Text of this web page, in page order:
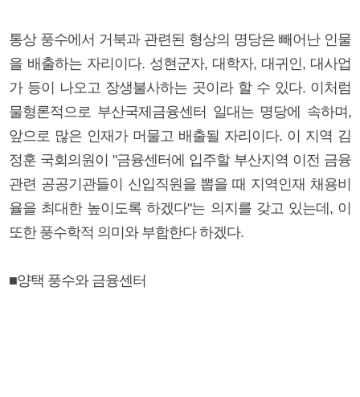
통상 풍수에서 거북과 관련된 형상의 명당은 빼어난 인물
을 배출하는 자리이다. 성현군자, 대학자, 대귀인, 대사업
가 등이 나오고 장생불사하는 곳이라 할 수 있다. 이처럼
물형론적으로 부산국제금융센터 일대는 명당에 속하며,
앞으로 많은 인재가 머물고 배출될 자리이다. 이 지역 김
정훈 국회의원이 "금융센터에 입주할 부산지역 이전 금융
관련 공공기관들이 신입직원을 뽑을 때 지역인재 채용비
율을 최대한 높이도록 하겠다"는 의지를 갖고 있는데, 이
또한 풍수학적 의미와 부합한다 하겠다.
■양택 풍수와 금융센터